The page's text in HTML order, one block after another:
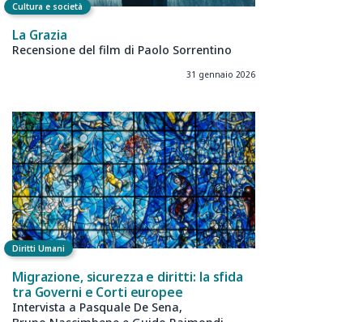
Cultura e società
La Grazia
Recensione del film di Paolo Sorrentino
31 gennaio 2026
Diritti Umani
Migrazione, sicurezza e diritti: la sfida
tra Governi e Corti europee
Intervista a Pasquale De Sena,